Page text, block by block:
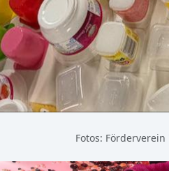
Fotos: